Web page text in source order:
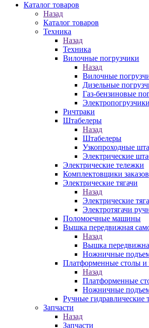
Каталог товаров
Назад
Каталог товаров
Техника
Назад
Техника
Вилочные погрузчики
Назад
Вилочные
Дизельные
Газ-бензиновые
Электропогрузчики
Ричтраки
Штабелеры
Назад
Штабелеры
Узкопроходные
Электрические
Электрические тележки
Комплектовщики заказов
Электрические тягачи
Назад
Электрические
Электротягачи
Поломоечные машины
Вышка передвижная
Назад
Вышка
Ножничные
Платформенные столы и
Назад
Платформенные
Ножничные
Ручные гидравлические
Запчасти
Назад
Запчасти